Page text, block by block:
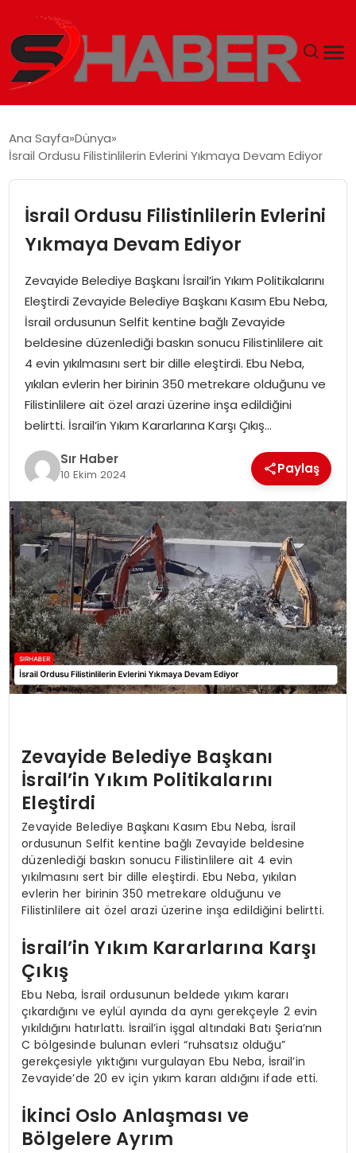
TEKNOLOJI
SPOR
EKONOMI
SIYASET
EĞITIM
YAŞAM
Ana Sayfa Dünya
İsrail Ordusu Filistinlilerin Evlerini Yıkmaya Devam Ediyor
İsrail Ordusu Filistinlilerin Evlerini
Yıkmaya Devam Ediyor
Zevayide Belediye Başkanı İsrail’in Yıkım Politikalarını
Eleştirdi Zevayide Belediye Başkanı Kasım Ebu Neba,
İsrail ordusunun Selfit kentine bağlı Zevayide
beldesine düzenlediği baskın sonucu Filistinlilere ait
4 evin yıkılmasını sert bir dille eleştirdi. Ebu Neba,
yıkılan evlerin her birinin 350 metrekare olduğunu ve
Filistinlilere ait özel arazi üzerine inşa edildiğini
belirtti. İsrail’in Yıkım Kararlarına Karşı Çıkış…
Sır Haber
10 Ekim 2024 Paylaş
Zevayide Belediye Başkanı
İsrail’in Yıkım Politikalarını
Eleştirdi
Zevayide Belediye Başkanı Kasım Ebu Neba, İsrail
ordusunun Selfit kentine bağlı Zevayide beldesine
düzenlediği baskın sonucu Filistinlilere ait 4 evin
yıkılmasını sert bir dille eleştirdi. Ebu Neba, yıkılan
evlerin her birinin 350 metrekare olduğunu ve
Filistinlilere ait özel arazi üzerine inşa edildiğini belirtti.
İsrail’in Yıkım Kararlarına Karşı
Çıkış
Ebu Neba, İsrail ordusunun beldede yıkım kararı
çıkardığını ve eylül ayında da aynı gerekçeyle 2 evin
yıkıldığını hatırlattı. İsrail’in işgal altındaki Batı Şeria’nın
C bölgesinde bulunan evleri “ruhsatsız olduğu”
gerekçesiyle yıktığını vurgulayan Ebu Neba, İsrail’in
Zevayide’de 20 ev için yıkım kararı aldığını ifade etti.
İkinci Oslo Anlaşması ve
Bölgelere Ayrım